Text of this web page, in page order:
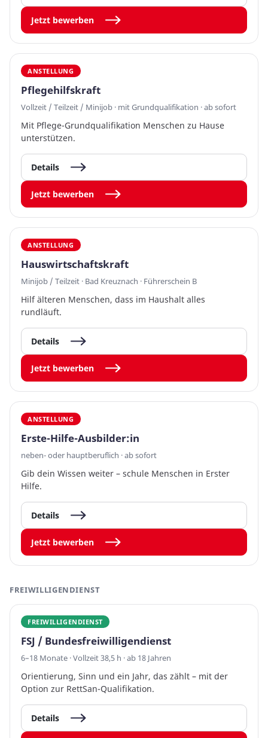
Jetzt bewerben
ANSTELLUNG
Pflegehilfskraft
Vollzeit / Teilzeit / Minijob · mit Grundqualifikation · ab sofort
Mit Pflege-Grundqualifikation Menschen zu Hause
unterstützen.
Details
Jetzt bewerben
ANSTELLUNG
Hauswirtschaftskraft
Minijob / Teilzeit · Bad Kreuznach · Führerschein B
Hilf älteren Menschen, dass im Haushalt alles
rundläuft.
Details
Jetzt bewerben
ANSTELLUNG
Erste-Hilfe-Ausbilder:in
neben- oder hauptberuflich · ab sofort
Gib dein Wissen weiter – schule Menschen in Erster
Hilfe.
Details
Jetzt bewerben
FREIWILLIGENDIENST
FREIWILLIGENDIENST
FSJ / Bundesfreiwilligendienst
6–18 Monate · Vollzeit 38,5 h · ab 18 Jahren
Orientierung, Sinn und ein Jahr, das zählt – mit der
Option zur RettSan-Qualifikation.
Details